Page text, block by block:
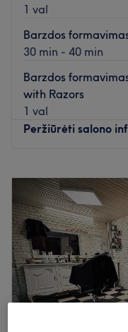
1 val
Barzdos
30 min - 40 min
Barzdos
with Razors
1 val
Peržiūrėti salono
Antradienis
Trečiadienis
Ketvirtadienis
Penktadienis
Šeštadienis
Sekmadienis
Atnaujinkite savo